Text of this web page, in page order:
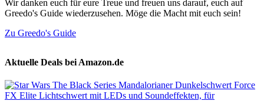
Wir danken euch für eure Treue und freuen uns darauf, euch auf
Greedo's Guide wiederzusehen. Möge die Macht mit euch sein!
Zu Greedo's Guide
Aktuelle Deals bei Amazon.de